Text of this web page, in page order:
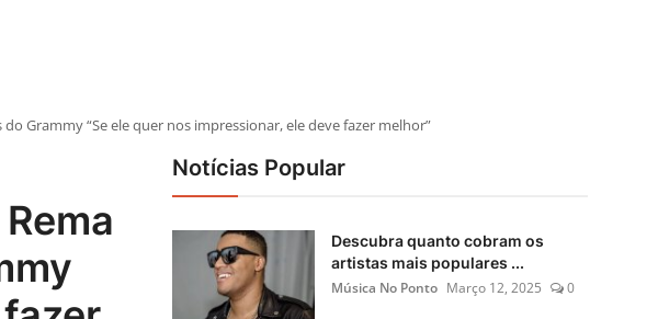
Grammy “Se ele quer nos impressionar, ele deve fazer melhor”
Notícias Popular
Descubra quanto cobram os
artistas mais populares ...
Música No Ponto Março 12, 2025 0